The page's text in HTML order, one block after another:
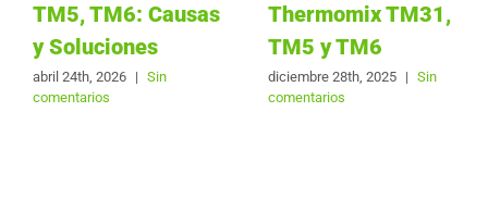
TM5, TM6: Causas
y Soluciones
abril 24th, 2026 | Sin
comentarios
Thermomix TM31,
TM5 y TM6
diciembre 28th, 2025 | Sin
comentarios